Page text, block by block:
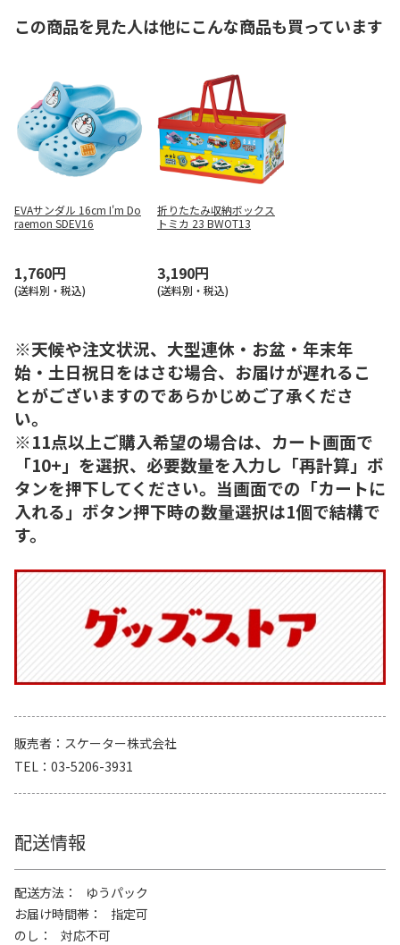
この商品を見た人は他にこんな商品も買っています
EVAサンダル 16cm I'm Do
raemon SDEV16
1,760円
(送料別・税込)
折りたたみ収納ボックス
トミカ 23 BWOT13
3,190円
(送料別・税込)
※天候や注文状況、大型連休・お盆・年末年
始・土日祝日をはさむ場合、お届けが遅れるこ
とがございますのであらかじめご了承くださ
い。
※11点以上ご購入希望の場合は、カート画面で
「10+」を選択、必要数量を入力し「再計算」ボ
タンを押下してください。当画面での「カートに
入れる」ボタン押下時の数量選択は1個で結構で
す。
販売者
スケーター株式会社
TEL
03-5206-3931
配送情報
配送方法
ゆうパック
お届け時間帯
指定可
のし
対応不可